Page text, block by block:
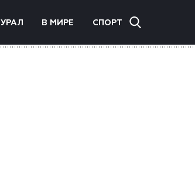
УРАЛ В МИРЕ СПОРТ